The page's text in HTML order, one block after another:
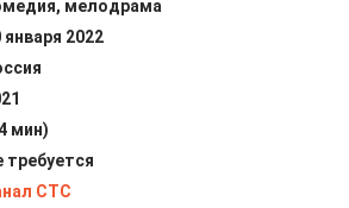
к психологу, чтобы уберечь
черты. @Filmix.fan
мелодрама
января 2022
мин)
требуется
СТС